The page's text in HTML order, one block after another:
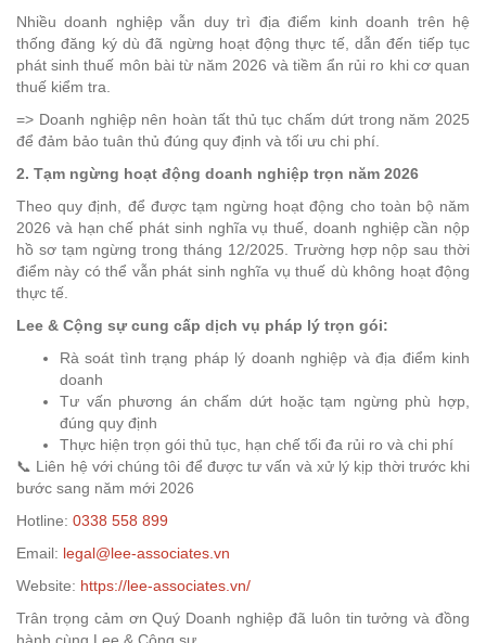
Nhiều doanh nghiệp vẫn duy trì địa điểm kinh doanh trên hệ
thống đăng ký dù đã ngừng hoạt động thực tế, dẫn đến tiếp tục
phát sinh thuế môn bài từ năm 2026 và tiềm ẩn rủi ro khi cơ quan
thuế kiểm tra.
=> Doanh nghiệp nên hoàn tất thủ tục chấm dứt trong năm 2025
để đảm bảo tuân thủ đúng quy định và tối ưu chi phí.
2. Tạm ngừng hoạt động doanh nghiệp trọn năm 2026
Theo quy định, để được tạm ngừng hoạt động cho toàn bộ năm
2026 và hạn chế phát sinh nghĩa vụ thuế, doanh nghiệp cần nộp
hồ sơ tạm ngừng trong tháng 12/2025. Trường hợp nộp sau thời
điểm này có thể vẫn phát sinh nghĩa vụ thuế dù không hoạt động
thực tế.
Lee & Cộng sự cung cấp dịch vụ pháp lý trọn gói:
Rà soát tình trạng pháp lý doanh nghiệp và địa điểm kinh
doanh
Tư vấn phương án chấm dứt hoặc tạm ngừng phù hợp,
đúng quy định
Thực hiện trọn gói thủ tục, hạn chế tối đa rủi ro và chi phí
📞 Liên hệ với chúng tôi để được tư vấn và xử lý kịp thời trước khi
bước sang năm mới 2026
Hotline: 0338 558 899
Email: legal@lee-associates.vn
Website: https://lee-associates.vn/
Trân trọng cảm ơn Quý Doanh nghiệp đã luôn tin tưởng và đồng